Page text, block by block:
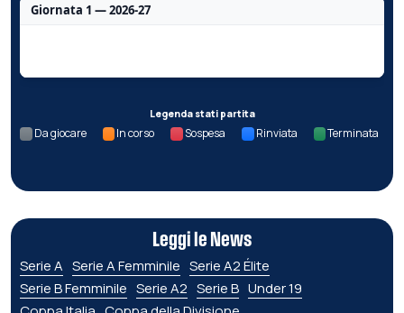
Giornata 1 — 2026-27
Legenda stati partita
Da giocare In corso Sospesa Rinviata Terminata
Leggi le News
Serie A Serie A Femminile Serie A2 Élite
Serie B Femminile Serie A2 Serie B Under 19